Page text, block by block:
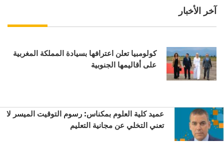
آخر الأخبار
كولومبيا تعلن اعترافها بسيادة المملكة المغربية
على أقاليمها الجنوبية
عميد كلية العلوم بمكناس: رسوم التوقيت الميسر لا
تعني التخلي عن مجانية التعليم